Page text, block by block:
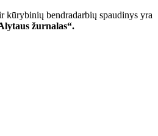
kūrybinių bendradarbių spaudinys yra
žurnalas“.